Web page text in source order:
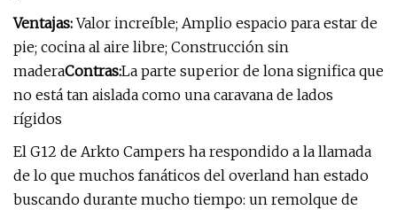
Ventajas:Valor increíble; Amplio espacio para estar de
pie; cocina al aire libre; Construcción sin
maderaContras:La parte superior de lona significa que
no está tan aislada como una caravana de lados
rígidos
El G12 de Arkto Campers ha respondido a la llamada
de lo que muchos fanáticos del overland han estado
buscando durante mucho tiempo: un remolque de